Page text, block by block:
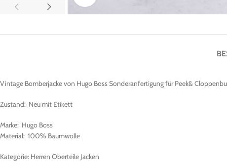
Vintage Bomberjacke von Hugo Boss Sonderanfertigung für Peek&
Zustand: Neu mit Etikett
Marke: Hugo Boss
Material: 100% Baumwolle
Kategorie: Herren Oberteile Jacken